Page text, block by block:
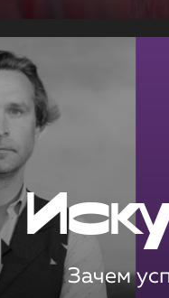
Зачем